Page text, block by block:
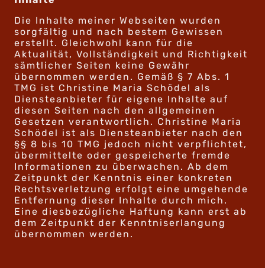
Die Inhalte meiner Webseiten wurden
sorgfältig und nach bestem Gewissen
erstellt. Gleichwohl kann für die
Aktualität, Vollständigkeit und Richtigkeit
sämtlicher Seiten keine Gewähr
übernommen werden. Gemäß § 7 Abs. 1
TMG ist Christine Maria Schödel als
Diensteanbieter für eigene Inhalte auf
diesen Seiten nach den allgemeinen
Gesetzen verantwortlich. Christine Maria
Schödel ist als Diensteanbieter nach den
§§ 8 bis 10 TMG jedoch nicht verpflichtet,
übermittelte oder gespeicherte fremde
Informationen zu überwachen. Ab dem
Zeitpunkt der Kenntnis einer konkreten
Rechtsverletzung erfolgt eine umgehende
Entfernung dieser Inhalte durch mich.
Eine diesbezügliche Haftung kann erst ab
dem Zeitpunkt der Kenntniserlangung
übernommen werden.